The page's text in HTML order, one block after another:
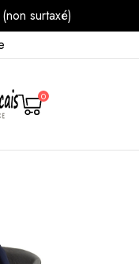
surtaxé)
0